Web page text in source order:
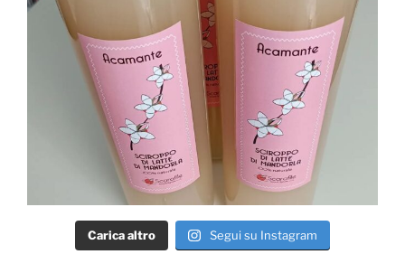
Carica altro Segui su Instagram